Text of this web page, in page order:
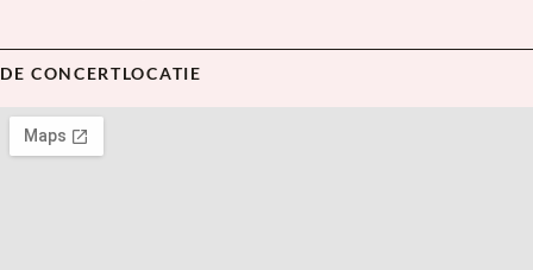
DE CONCERTLOCATIE